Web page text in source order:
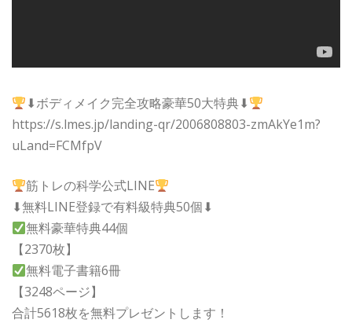
⬇︎ボディメイク完全攻略豪華50大特典⬇︎
https://s.lmes.jp/landing-qr/2006808803-zmAkYe1m?
uLand=FCMfpV
筋トレの科学公式LINE
⬇︎無料LINE登録で有料級特典50個⬇︎
無料豪華特典44個
【2370枚】
無料電子書籍6冊
【3248ページ】
合計5618枚を無料プレゼントします！